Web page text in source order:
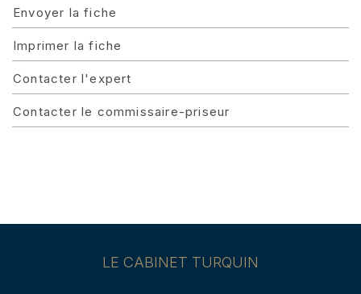
Envoyer la fiche
Imprimer la fiche
Contacter l'expert
Contacter le commissaire-priseur
LE CABINET TURQUIN